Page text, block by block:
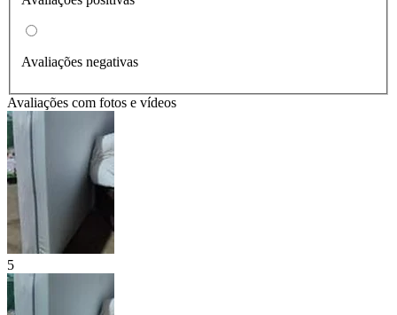
Avaliações negativas
Avaliações com fotos e vídeos
5